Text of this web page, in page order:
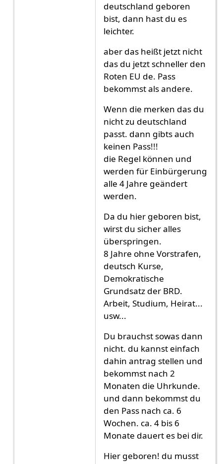
deutschland geboren
bist, dann hast du es
leichter.
aber das heißt jetzt nicht
das du jetzt schneller den
Roten EU de. Pass
bekommst als andere.
Wenn die merken das du
nicht zu deutschland
passt. dann gibts auch
keinen Pass!!!
die Regel können und
werden für Einbürgerung
alle 4 Jahre geändert
werden.
Da du hier geboren bist,
wirst du sicher alles
überspringen.
8 Jahre ohne Vorstrafen,
deutsch Kurse,
Demokratische
Grundsatz der BRD.
Arbeit, Studium, Heirat...
usw...
Du brauchst sowas dann
nicht. du kannst einfach
dahin antrag stellen und
bekommst nach 2
Monaten die Uhrkunde.
und dann bekommst du
den Pass nach ca. 6
Wochen. ca. 4 bis 6
Monate dauert es bei dir.
Hier geboren! du musst